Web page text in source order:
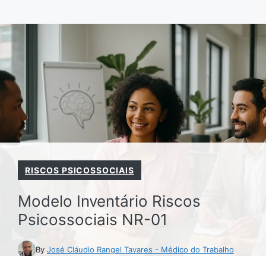
para
o
RISCOS PSICOSSOCIAIS
Modelo Inventário Riscos
Psicossociais NR-01
By José Cláudio Rangel Tavares - Médico do Trabalho